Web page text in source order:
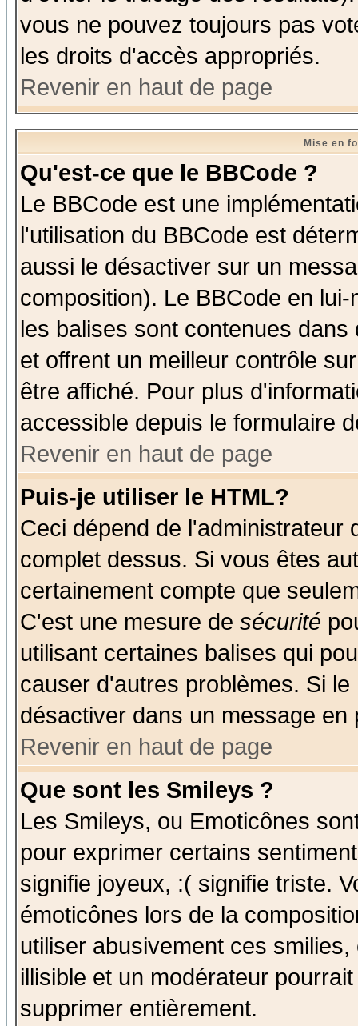
vous ne pouvez toujours pas
les droits d'accès appropriés.
Revenir en haut de page
Mise en
Qu'est-ce que le BBCode ?
Le BBCode est une
l'utilisation du BBCode est
aussi le désactiver sur un
composition). Le BBCode en
les balises sont contenues
et offrent un meilleur contrôle
être affiché. Pour plus
accessible depuis le formulaire
Revenir en haut de page
Puis-je utiliser le HTML?
Ceci dépend de l'administrateur
complet dessus. Si vous êtes
certainement compte que
C'est une mesure de sécurité
utilisant certaines balises qui
causer d'autres problèmes. Si
désactiver dans un message
Revenir en haut de page
Que sont les Smileys ?
Les Smileys, ou Emoticônes
pour exprimer certains
signifie joyeux, :( signifie triste.
émoticônes lors de la
utiliser abusivement ces
illisible et un modérateur
supprimer entièrement.